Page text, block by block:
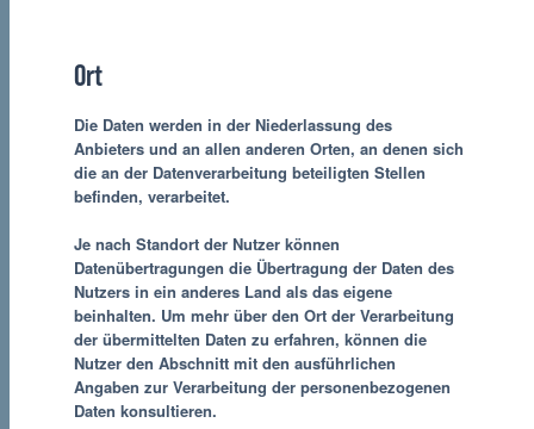
Ort
Die Daten werden in der Niederlassung des
Anbieters und an allen anderen Orten, an denen sich
die an der Datenverarbeitung beteiligten Stellen
befinden, verarbeitet.
Je nach Standort der Nutzer können
Datenübertragungen die Übertragung der Daten des
Nutzers in ein anderes Land als das eigene
beinhalten. Um mehr über den Ort der Verarbeitung
der übermittelten Daten zu erfahren, können die
Nutzer den Abschnitt mit den ausführlichen
Angaben zur Verarbeitung der personenbezogenen
Daten konsultieren.